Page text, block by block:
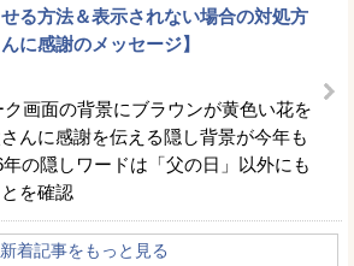
る方法＆表示されない場合の対処方
に感謝のメッセージ】
ク画面の背景にブラウンが黄色い花を
んに感謝を伝える隠し背景が今年も
の隠しワードは「父の日」以外にも
を確認
新着記事をもっと見る